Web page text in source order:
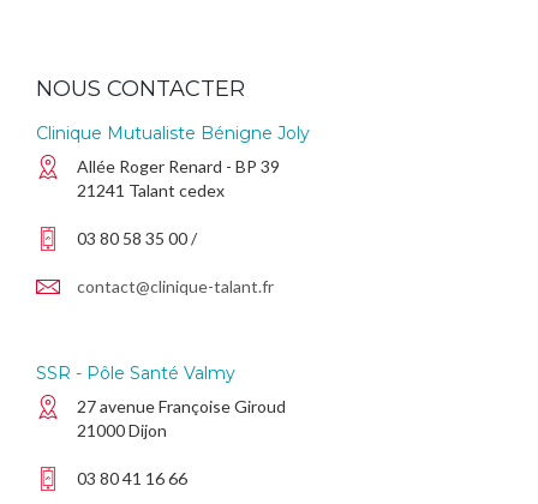
NOUS CONTACTER
Clinique Mutualiste Bénigne Joly
Allée Roger Renard - BP 39
21241 Talant cedex
03 80 58 35 00 /
contact@clinique-talant.fr
SSR - Pôle Santé Valmy
27 avenue Françoise Giroud
21000 Dijon
03 80 41 16 66